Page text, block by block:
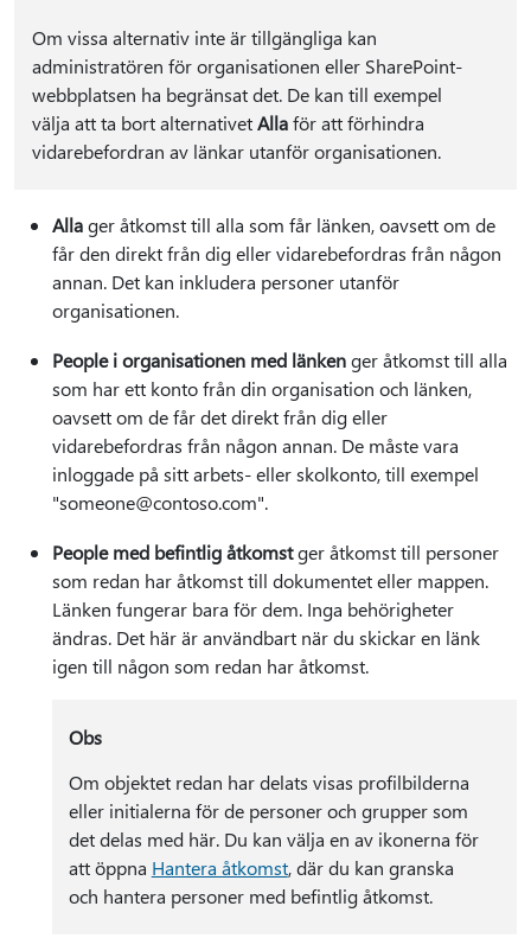
Om vissa alternativ inte är tillgängliga kan
administratören för organisationen eller SharePoint-
webbplatsen ha begränsat det. De kan till exempel
välja att ta bort alternativetAllaför att förhindra
vidarebefordran av länkar utanför organisationen.
Allager åtkomst till alla som får länken, oavsett om de
får den direkt från dig eller vidarebefordras från någon
annan. Det kan inkludera personer utanför
organisationen.
People i organisationen med länkenger åtkomst till alla
som har ett konto från din organisation och länken,
oavsett om de får det direkt från dig eller
vidarebefordras från någon annan. De måste vara
inloggade på sitt arbets- eller skolkonto, till exempel
"someone@contoso.com".
People med befintlig åtkomstger åtkomst till personer
som redan har åtkomst till dokumentet eller mappen.
Länken fungerar bara för dem. Inga behörigheter
ändras. Det här är användbart när du skickar en länk
igen till någon som redan har åtkomst.
Obs
Om objektet redan har delats visas profilbilderna
eller initialerna för de personer och grupper som
det delas med här. Du kan välja en av ikonerna för
att öppna Hantera åtkomst, där du kan granska
och hantera personer med befintlig åtkomst.